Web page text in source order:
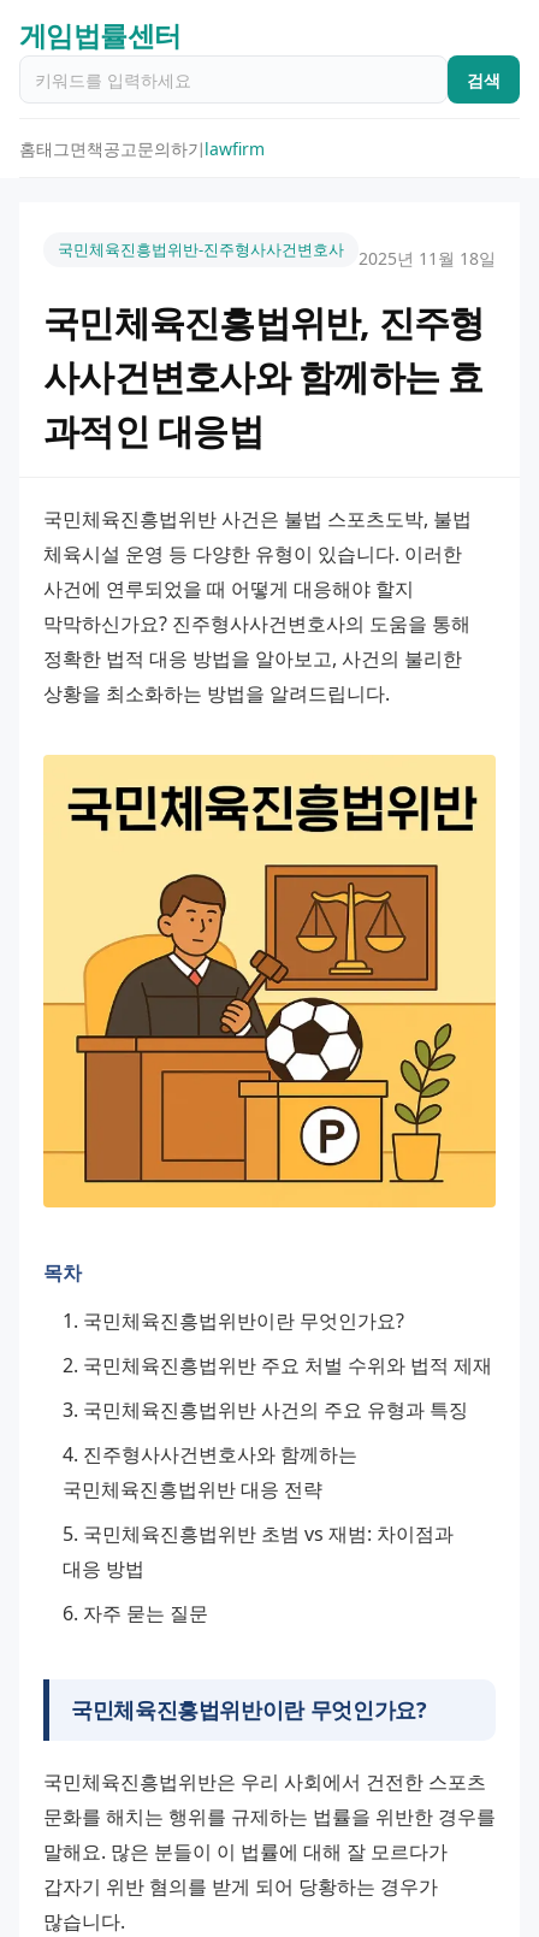
게임법률센터
검색
홈태그면책공고문의하기lawfirm
국민체육진흥법위반-진주형사사건변호사 2025년 11월 18일
국민체육진흥법위반, 진주형
사사건변호사와 함께하는 효
과적인 대응법
국민체육진흥법위반 사건은 불법 스포츠도박, 불법
체육시설 운영 등 다양한 유형이 있습니다. 이러한
사건에 연루되었을 때 어떻게 대응해야 할지
막막하신가요? 진주형사사건변호사의 도움을 통해
정확한 법적 대응 방법을 알아보고, 사건의 불리한
상황을 최소화하는 방법을 알려드립니다.
목차
국민체육진흥법위반이란 무엇인가요?
국민체육진흥법위반 주요 처벌 수위와 법적 제재
국민체육진흥법위반 사건의 주요 유형과 특징
진주형사사건변호사와 함께하는
국민체육진흥법위반 대응 전략
국민체육진흥법위반 초범 vs 재범: 차이점과
대응 방법
자주 묻는 질문
국민체육진흥법위반이란 무엇인가요?
국민체육진흥법위반은 우리 사회에서 건전한 스포츠
문화를 해치는 행위를 규제하는 법률을 위반한 경우를
말해요. 많은 분들이 이 법률에 대해 잘 모르다가
갑자기 위반 혐의를 받게 되어 당황하는 경우가
많습니다.